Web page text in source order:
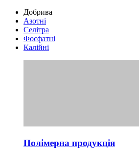
Добрива
Азотні
Селітра
Фосфатні
Калійні
Полімерна продукція